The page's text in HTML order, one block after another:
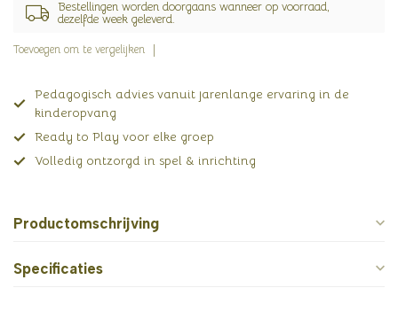
Bestellingen worden doorgaans wanneer op voorraad,
dezelfde week geleverd.
Toevoegen om te vergelijken
Pedagogisch advies vanuit jarenlange ervaring in de
kinderopvang
Ready to Play voor elke groep
Volledig ontzorgd in spel & inrichting
Productomschrijving
Specificaties